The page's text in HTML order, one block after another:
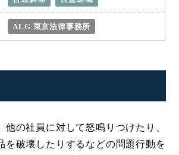
ALG 東京法律事務所
他の社員に対して怒鳴りつけたり、
を破壊したりするなどの問題行動を